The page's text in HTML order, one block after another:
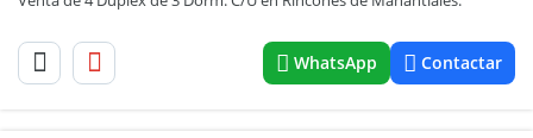
WhatsApp Contactar